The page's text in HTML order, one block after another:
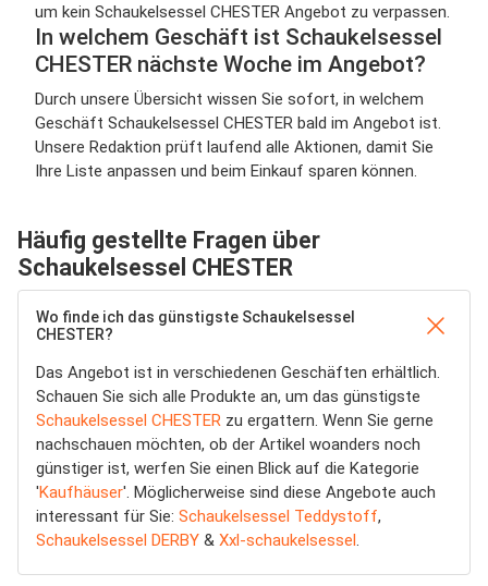
um kein Schaukelsessel CHESTER Angebot zu verpassen.
In welchem Geschäft ist Schaukelsessel
CHESTER nächste Woche im Angebot?
Durch unsere Übersicht wissen Sie sofort, in welchem
Geschäft Schaukelsessel CHESTER bald im Angebot ist.
Unsere Redaktion prüft laufend alle Aktionen, damit Sie
Ihre Liste anpassen und beim Einkauf sparen können.
Häufig gestellte Fragen über
Schaukelsessel CHESTER
Wo finde ich das günstigste Schaukelsessel
CHESTER?
Das Angebot ist in verschiedenen Geschäften erhältlich.
Schauen Sie sich alle Produkte an, um das günstigste
Schaukelsessel CHESTER zu ergattern. Wenn Sie gerne
nachschauen möchten, ob der Artikel woanders noch
günstiger ist, werfen Sie einen Blick auf die Kategorie
'Kaufhäuser'. Möglicherweise sind diese Angebote auch
interessant für Sie: Schaukelsessel Teddystoff,
Schaukelsessel DERBY & Xxl-schaukelsessel